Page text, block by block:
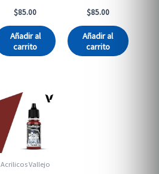
$85.00
Añadir al
carrito
$85.00
Añadir al
carrito
Acrilicos Vallejo